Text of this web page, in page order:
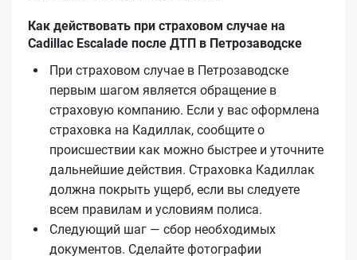
Как действовать при страховом случае на
Cadillac Escalade после ДТП в Петрозаводске
При страховом случае в Петрозаводске
первым шагом является обращение в
страховую компанию. Если у вас оформлена
страховка на Кадиллак, сообщите о
происшествии как можно быстрее и уточните
дальнейшие действия. Страховка Кадиллак
должна покрыть ущерб, если вы следуете
всем правилам и условиям полиса.
Следующий шаг — сбор необходимых
документов. Сделайте фотографии